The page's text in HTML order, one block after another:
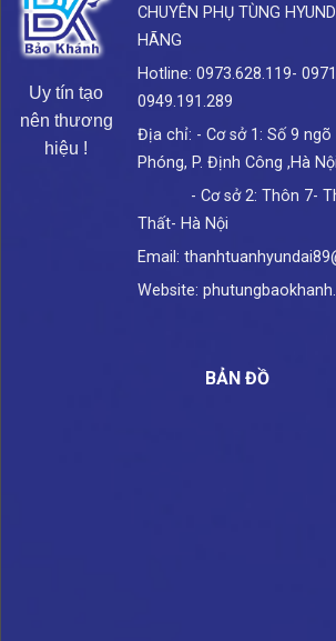
Uy tín tạo
nên thương
hiệu !
CHUYÊN PHỤ TÙNG
HÃNG
Hotline: 0973.628.119-
0949.191.289
Địa chỉ: - Cơ sở 1: Số 9 ngõ
Phóng, P. Định Công ,Hà
- Cơ sở 2: Thôn 7-
Thất- Hà Nội
Email:
Website:
BẢN ĐỒ